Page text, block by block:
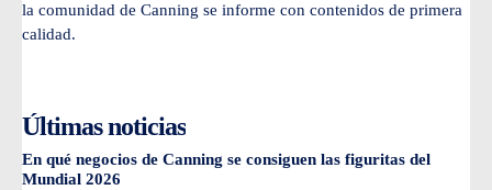
la comunidad de Canning se informe con contenidos de primera
calidad.
Últimas noticias
En qué negocios de Canning se consiguen las figuritas del
Mundial 2026